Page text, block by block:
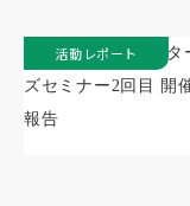
活動レポート